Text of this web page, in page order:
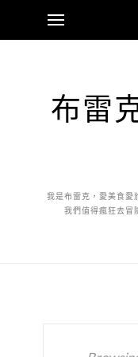
布雷
我是布雷克，愛美食愛
我們值得瘋狂去冒